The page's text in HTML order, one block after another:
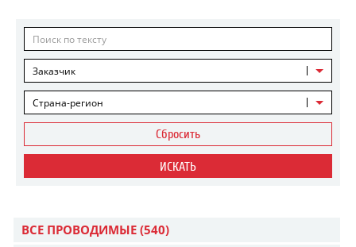
Заказчик
Страна-регион
Сбросить
ИСКАТЬ
ВСЕ ПРОВОДИМЫЕ (540)